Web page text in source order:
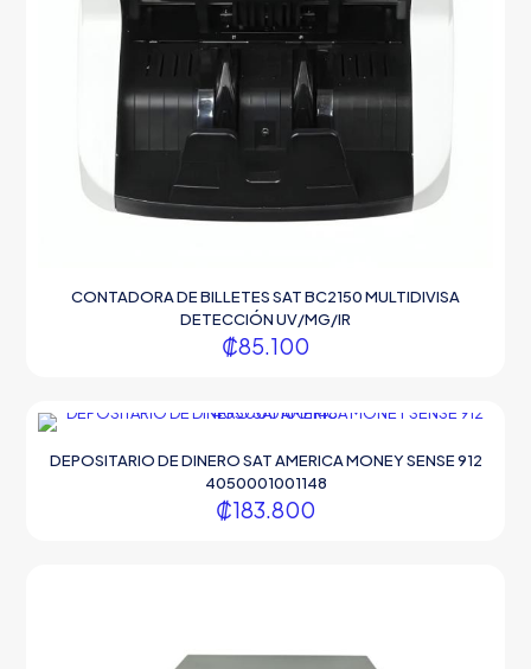
CONTADORA DE BILLETES SAT BC2150 MULTIDIVISA
DETECCIÓN UV/MG/IR
₡85.100
DEPOSITARIO DE DINERO SAT AMERICA MONEY SENSE 912
4050001001148
₡183.800